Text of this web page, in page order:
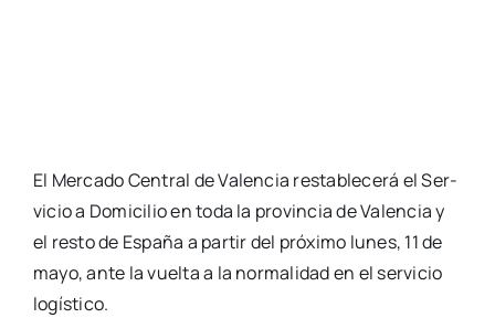
El Mer­ca­do Cen­tral de Valen­cia res­ta­ble­ce­rá el Ser­
vi­cio a Domi­ci­lio en toda la pro­vin­cia de Valen­cia y
el res­to de Espa­ña a par­tir del pró­xi­mo lunes, 11 de
mayo, ante la vuel­ta a la nor­ma­li­dad en el ser­vi­cio
logís­ti­co.